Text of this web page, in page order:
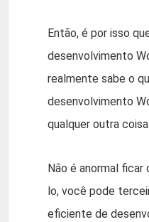
Então, é por isso
desenvolvimento
realmente sabe o
desenvolvimento
qualquer outra coisa.
Não é anormal
lo, você pode
eficiente de